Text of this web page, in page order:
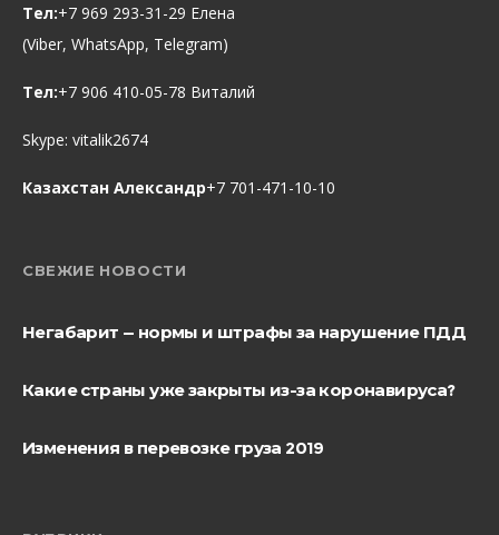
Тел:+7 969 293-31-29 Елена
(Viber, WhatsApp, Telegram)
Тел:+7 906 410-05-78 Виталий
Skype: vitalik2674
Казахстан Александр+7 701-471-10-10
СВЕЖИЕ НОВОСТИ
Негабарит — нормы и штрафы за нарушение ПДД
Какие страны уже закрыты из-за коронавируса?
Изменения в перевозке груза 2019